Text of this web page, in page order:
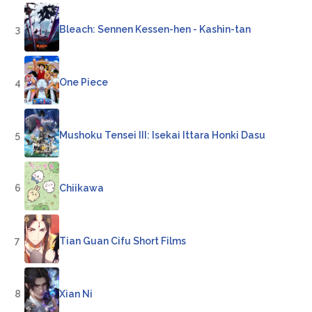
3 Bleach: Sennen Kessen-hen - Kashin-tan
4 One Piece
5 Mushoku Tensei III: Isekai Ittara Honki Dasu
6 Chiikawa
7 Tian Guan Cifu Short Films
8 Xian Ni